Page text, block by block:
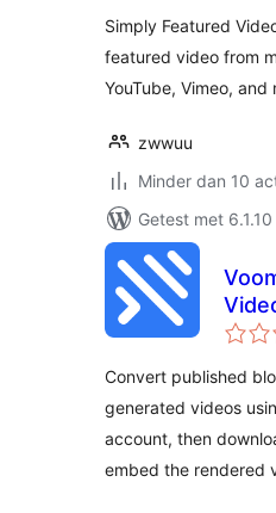
Simply Featured
featured video from
YouTube, Vimeo, and
zwwuu
Minder dan 10
Getest met 6.1.10
Convert published
generated videos
account, then
embed the rendered